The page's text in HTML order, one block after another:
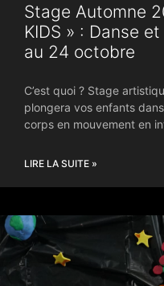
Stage Automne
KIDS » : Danse
au 24 octobre
C’est quoi ? Stage
plongera vos enfants
corps en mouvement en
LIRE LA SUITE »